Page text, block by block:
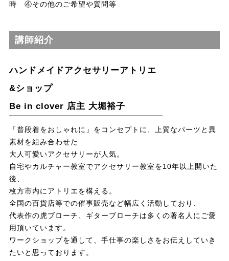
時 ④その他のご希望や質問等
講師紹介
ハンドメイドアクセサリーアトリエ
&ショップ
Be in clover 店主 大堀裕子
「普段着をおしゃれに」をコンセプトに、上質なパーツと異
素材を組み合わせた
大人可愛いアクセサリーが人気。
自宅やカルチャー教室でアクセサリー教室を10年以上開いた
後、
枚方市内にアトリエを構える。
全国の百貨店等での催事販売など幅広く活動しており、
代表作の虎ブローチ、ギターブローチは多くの著名人にご愛
用頂いています。
ワークショップを通して、手仕事の楽しさをお伝えしていき
たいと思っております。